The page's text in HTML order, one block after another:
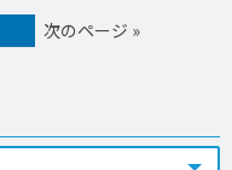
次のページ »